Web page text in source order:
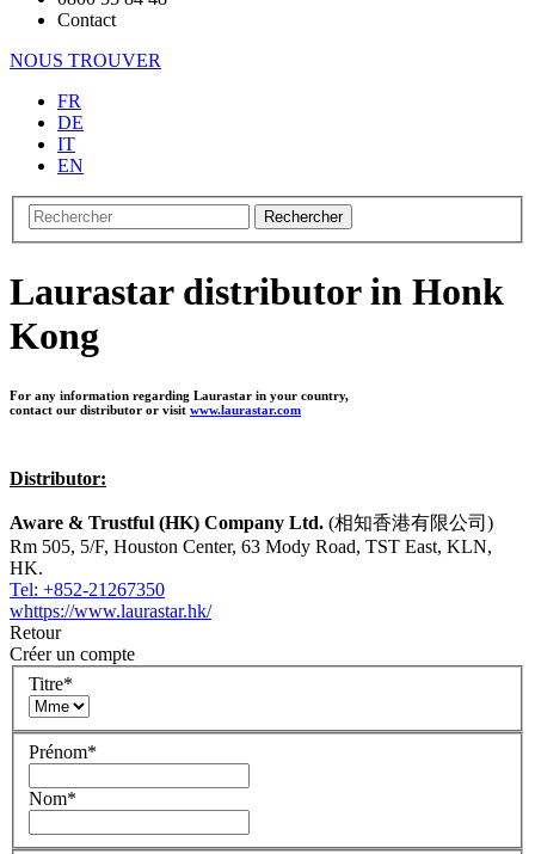
Contact
NOUS TROUVER
FR
DE
IT
EN
Rechercher
Laurastar distributor in Honk
Kong
For any information regarding Laurastar in your country,
contact our distributor or visit www.laurastar.com
Distributor:
Aware & Trustful (HK) Company Ltd. (相知香港有限公司)
Rm 505, 5/F, Houston Center, 63 Mody Road, TST East, KLN,
HK.
Tel: +852-21267350
whttps://www.laurastar.hk/
Retour
Créer un compte
Titre*
Prénom*
Nom*